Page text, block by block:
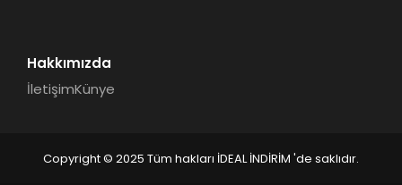
Hakkımızda
İletişimKünye
Copyright © 2025 Tüm hakları İDEAL İNDİRİM 'de saklıdır.